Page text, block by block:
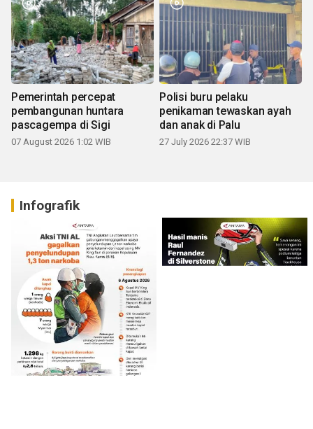
Pemerintah percepat
pembangunan huntara
pascagempa di Sigi
07 August 2026 1:02 WIB
Polisi buru pelaku
penikaman tewaskan ayah
dan anak di Palu
27 July 2026 22:37 WIB
Infografik